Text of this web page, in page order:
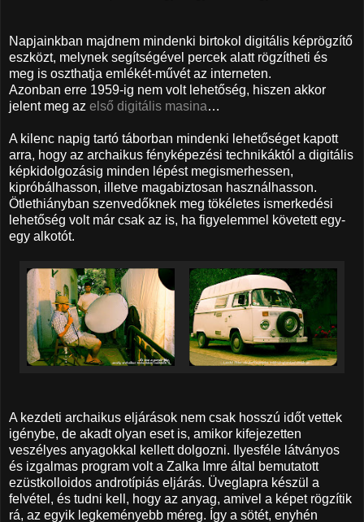
Napjainkban majdnem mindenki birtokol digitális képrögzítő
eszközt, melynek segítségével percek alatt rögzítheti és
meg is oszthatja emlékét-művét az interneten.
Azonban erre 1959-ig nem volt lehetőség, hiszen akkor
jelent meg az első digitális masina…
A kilenc napig tartó táborban mindenki lehetőséget kapott
arra, hogy az archaikus fényképezési technikáktól a digitális
képkidolgozásig minden lépést megismerhessen,
kipróbálhasson, illetve magabiztosan használhasson.
Ötlethiányban szenvedőknek meg tökéletes ismerkedési
lehetőség volt már csak az is, ha figyelemmel követett egy-
egy alkotót.
A kezdeti archaikus eljárások nem csak hosszú időt vettek
igénybe, de akadt olyan eset is, amikor kifejezetten
veszélyes anyagokkal kellett dolgozni. Ilyesféle látványos
és izgalmas program volt a Zalka Imre által bemutatott
ezüstkolloidos androtípiás eljárás. Üveglapra készül a
felvétel, és tudni kell, hogy az anyag, amivel a képet rögzítik
rá, az egyik legkeményebb méreg. Így a sötét, enyhén